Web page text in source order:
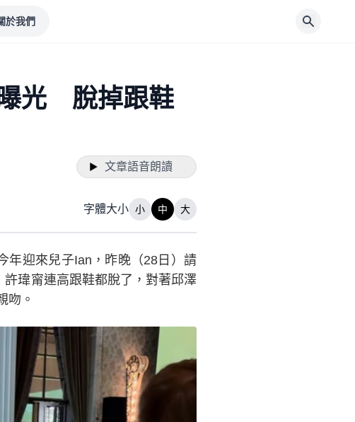
於我們
曝光 脫掉跟鞋
文章語音朗讀
字體大小 小 中 大
年迎來兒子Ian，昨晚（28日）請
許瑋甯連高跟鞋都脫了，對著邱澤
吻。